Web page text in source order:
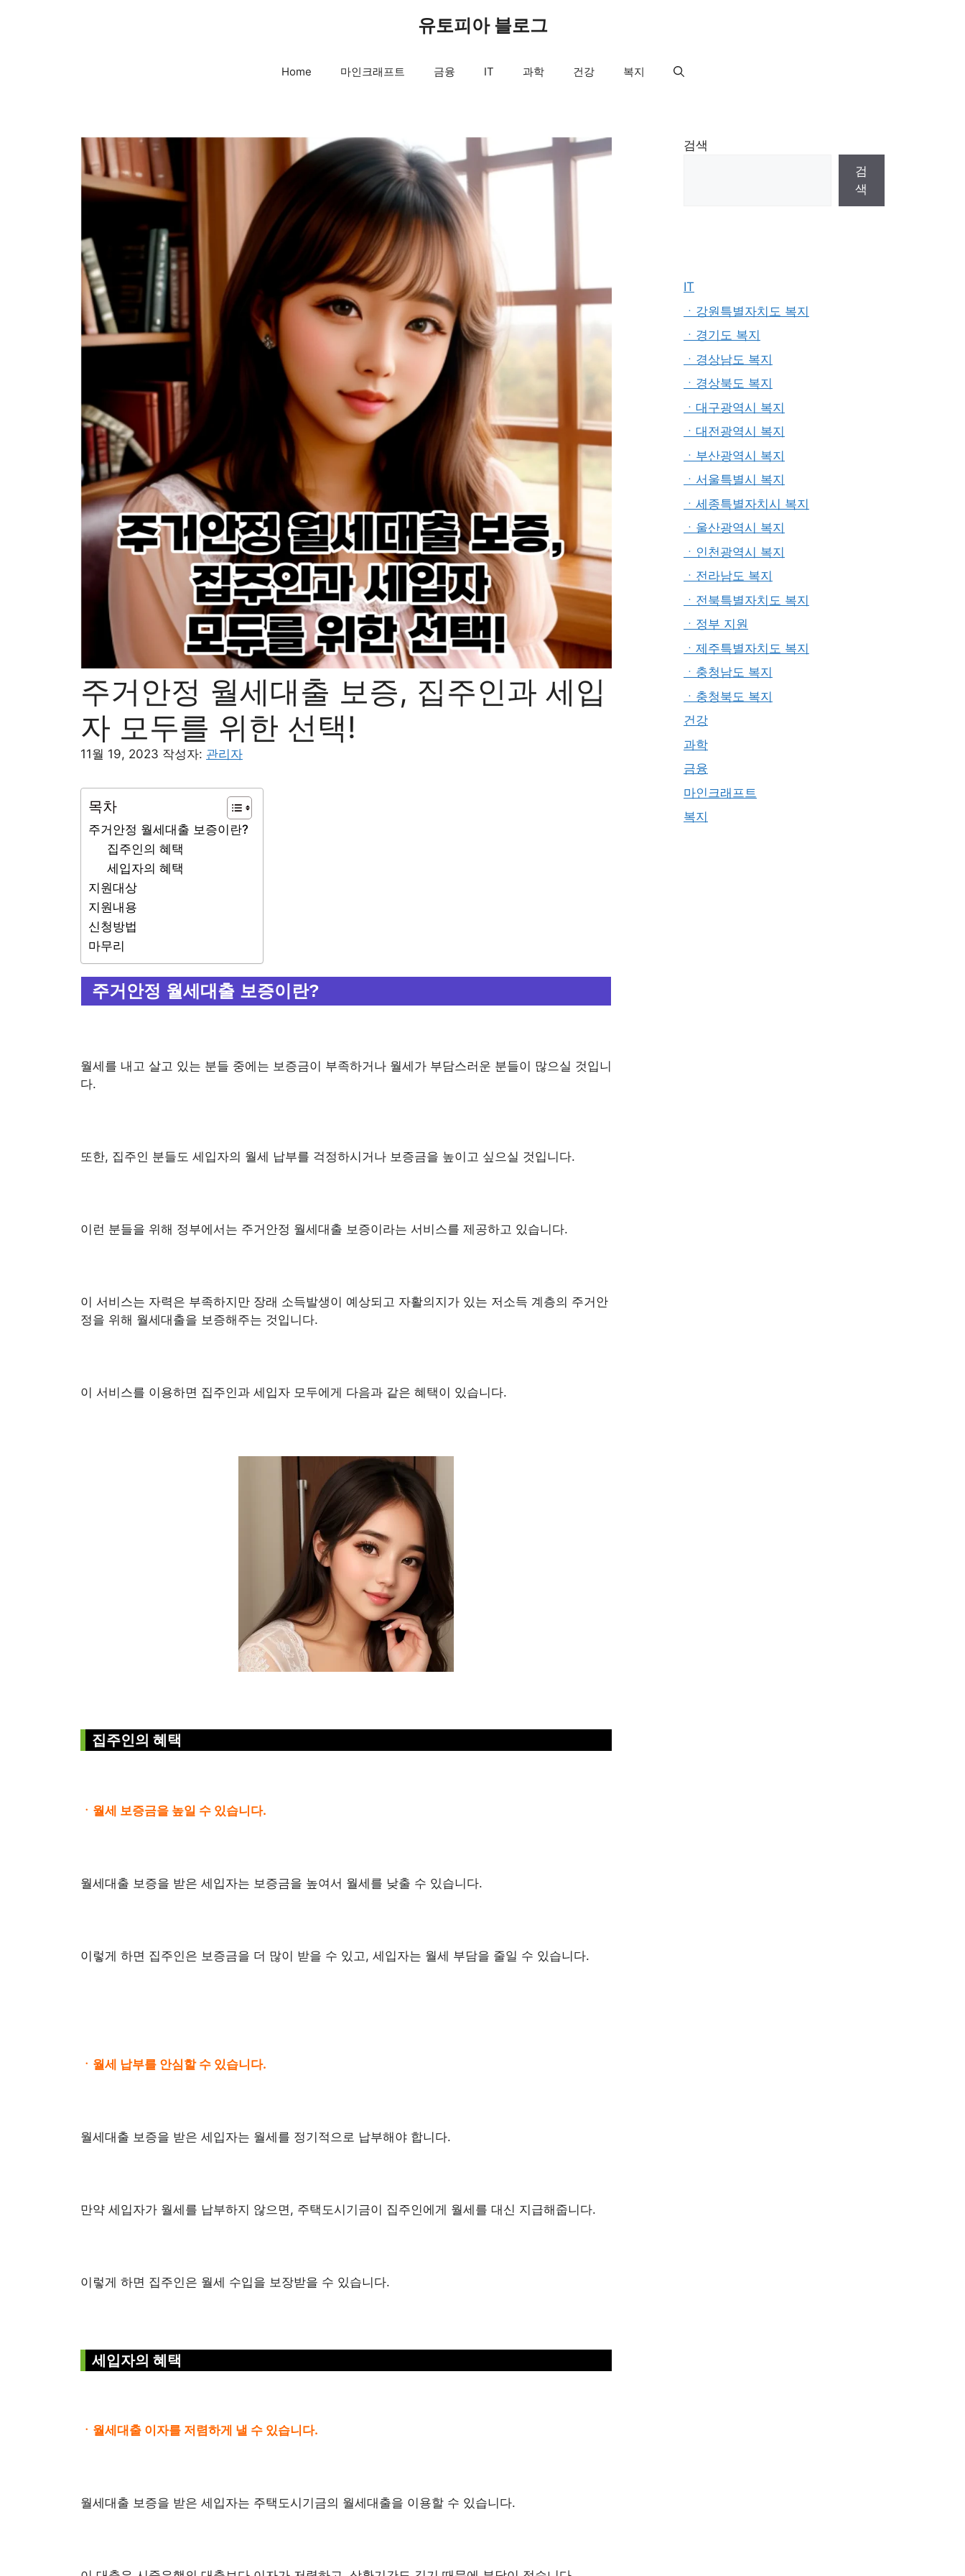
유토피아 블로그
Home 마인크래프트 금융 IT 과학 건강 복지
주거안정 월세대출 보증, 집주인과 세입
자 모두를 위한 선택!
11월 19, 2023 작성자: 관리자
목차
주거안정 월세대출 보증이란?
집주인의 혜택
세입자의 혜택
지원대상
지원내용
신청방법
마무리
주거안정 월세대출 보증이란?
월세를 내고 살고 있는 분들 중에는 보증금이 부족하거나 월세가 부담스러운 분들이 많으실 것입니
다.
또한, 집주인 분들도 세입자의 월세 납부를 걱정하시거나 보증금을 높이고 싶으실 것입니다.
이런 분들을 위해 정부에서는 주거안정 월세대출 보증이라는 서비스를 제공하고 있습니다.
이 서비스는 자력은 부족하지만 장래 소득발생이 예상되고 자활의지가 있는 저소득 계층의 주거안
정을 위해 월세대출을 보증해주는 것입니다.
이 서비스를 이용하면 집주인과 세입자 모두에게 다음과 같은 혜택이 있습니다.
집주인의 혜택
ㆍ월세 보증금을 높일 수 있습니다.
월세대출 보증을 받은 세입자는 보증금을 높여서 월세를 낮출 수 있습니다.
이렇게 하면 집주인은 보증금을 더 많이 받을 수 있고, 세입자는 월세 부담을 줄일 수 있습니다.
ㆍ월세 납부를 안심할 수 있습니다.
월세대출 보증을 받은 세입자는 월세를 정기적으로 납부해야 합니다.
만약 세입자가 월세를 납부하지 않으면, 주택도시기금이 집주인에게 월세를 대신 지급해줍니다.
이렇게 하면 집주인은 월세 수입을 보장받을 수 있습니다.
세입자의 혜택
ㆍ월세대출 이자를 저렴하게 낼 수 있습니다.
월세대출 보증을 받은 세입자는 주택도시기금의 월세대출을 이용할 수 있습니다.
검색
검
색
IT
ㆍ강원특별자치도 복지
ㆍ경기도 복지
ㆍ경상남도 복지
ㆍ경상북도 복지
ㆍ대구광역시 복지
ㆍ대전광역시 복지
ㆍ부산광역시 복지
ㆍ서울특별시 복지
ㆍ세종특별자치시 복지
ㆍ울산광역시 복지
ㆍ인천광역시 복지
ㆍ전라남도 복지
ㆍ전북특별자치도 복지
ㆍ정부 지원
ㆍ제주특별자치도 복지
ㆍ충청남도 복지
ㆍ충청북도 복지
건강
과학
금융
마인크래프트
복지